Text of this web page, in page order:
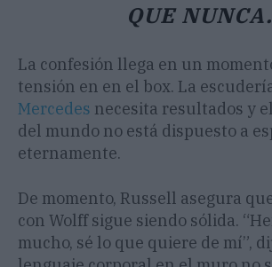
QUE NUNCA.
La confesión llega en un
tensión en en el box. La
Mercedes necesita resultados y
del mundo no está dispuesto a
eternamente.
De momento, Russell asegura
con Wolff sigue siendo sólida.
mucho, sé lo que quiere de mí”,